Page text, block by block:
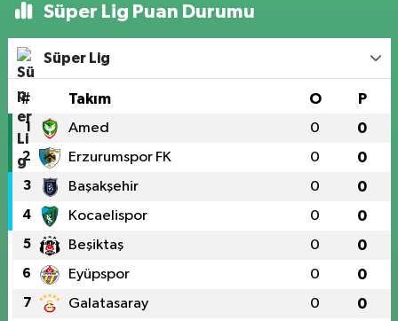
Süper Lig Puan Durumu
Süper Lig
# Takım O P
1 Amed 0 0
2 Erzurumspor FK 0 0
3 Başakşehir 0 0
4 Kocaelispor 0 0
5 Beşiktaş 0 0
6 Eyüpspor 0 0
7 Galatasaray 0 0